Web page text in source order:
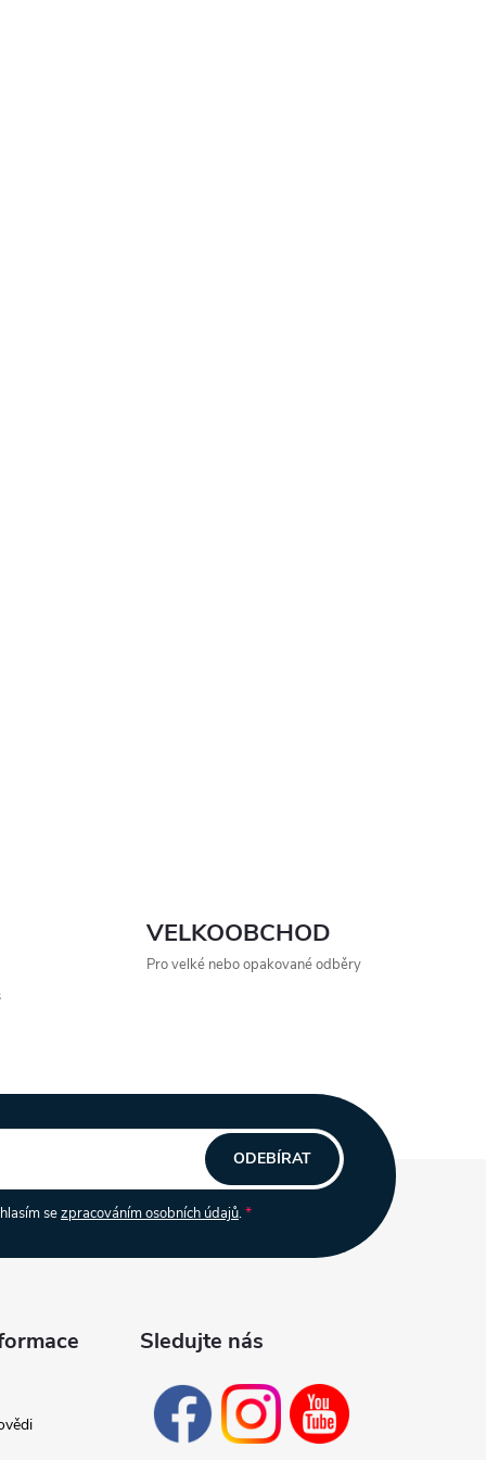
VELKOOBCHOD
Pro velké nebo opakované odběry
sezpracováním osobních údajů.
ODEBÍRAT
Sledujte nás